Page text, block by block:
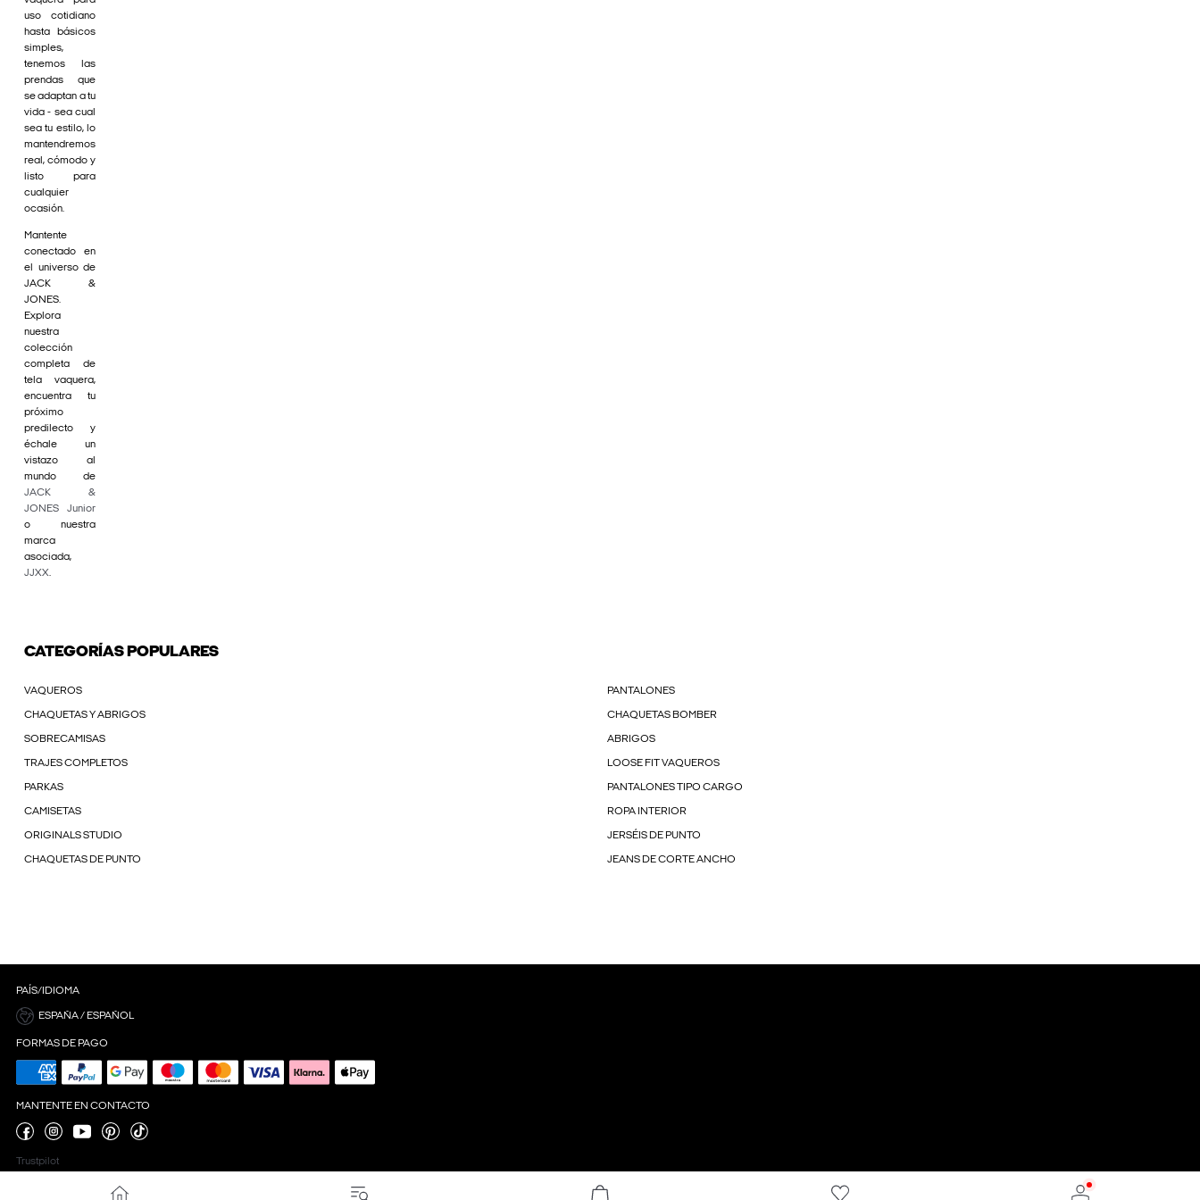
uso cotidiano
hasta básicos
simples,
tenemos las
prendas que
se adaptan a tu
vida - sea cual
sea tu estilo, lo
mantendremos
real, cómodo y
listo para
cualquier
ocasión.
Mantente
conectado en
el universo de
JACK &
JONES.
Explora
nuestra
colección
completa de
tela vaquera,
encuentra tu
próximo
predilecto y
échale un
vistazo al
mundo de
JACK &
JONES Junior
o nuestra
marca
asociada,
JJXX.
CATEGORÍAS POPULARES
VAQUEROS PANTALONES
CHAQUETAS Y ABRIGOS CHAQUETAS BOMBER
SOBRECAMISAS ABRIGOS
TRAJES COMPLETOS LOOSE FIT VAQUEROS
PARKAS PANTALONES TIPO CARGO
CAMISETAS ROPA INTERIOR
ORIGINALS STUDIO JERSÉIS DE PUNTO
CHAQUETAS DE PUNTO JEANS DE CORTE ANCHO
PAÍS/IDIOMA
ESPAÑA / ESPAÑOL
FORMAS DE PAGO
MANTENTE EN CONTACTO
Trustpilot